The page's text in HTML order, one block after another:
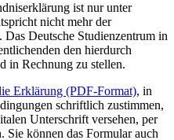
ist nur unter
nicht mehr der
Deutsche Studienzentrum in
den hierdurch
in Rechnung zu stellen.
Erklärung (PDF-Format), in
schriftlich zustimmen,
Unterschrift versehen, per
Sie können das Formular auch